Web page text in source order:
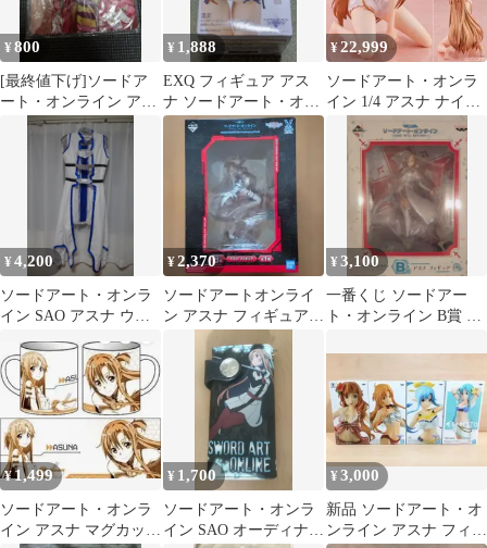
¥800
[最終値下げ]ソードア
ート・オンライン アス
ナ マウスパッド
¥ 1,888
EXQ フィギュア アス
ナ ソードアート・オン
ライン
¥22,999
ソードアート・オンラ
イン 1/4 アスナ ナイト
ウェア ver. フィギュア
¥4,200
ソードアート・オンラ
イン SAO アスナ ウン
装 ウィッグ
¥2,370
ソードアートオンライ
ン アスナ フィギュアＢ
賞新品未開封品
¥3,100
一番くじ ソードアー
ト・オンライン B賞 ア
¥1,499
ソードアート・オンラ
イン アスナ マグカッ
¥ 1,700
ソードアート・オンラ
イン SAO オーディナ
¥3,000
新品 ソードアート・オ
ンライン アスナ フィギ